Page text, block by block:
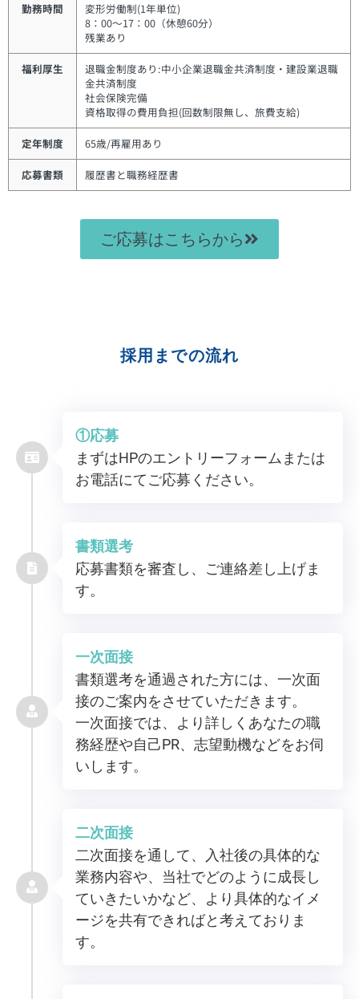
勤務時間
変形労働制(1年単位)
8：00～17：00（休憩60分）
残業あり
福利厚生
退職金制度あり:中小企業退職金共済制度・建設業退職
金共済制度
社会保険完備
資格取得の費用負担(回数制限無し、旅費支給)
定年制度 65歳/再雇用あり
応募書類 履歴書と職務経歴書
ご応募はこちらから
採用までの流れ
①応募
まずはHPのエントリーフォームまたは
お電話にてご応募ください。
書類選考
応募書類を審査し、ご連絡差し上げま
す。
一次面接
書類選考を通過された方には、一次面
接のご案内をさせていただきます。
一次面接では、より詳しくあなたの職
務経歴や自己PR、志望動機などをお伺
いします。
二次面接
二次面接を通して、入社後の具体的な
業務内容や、当社でどのように成長し
ていきたいかなど、より具体的なイメ
ージを共有できればと考えておりま
す。